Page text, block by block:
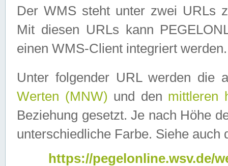
Der WMS steht unter zwei URLs
Mit diesen URLs kann
einen WMS-Client integriert werden.
Unter folgender URL werden die
Werten (MNW) und den mittleren
Beziehung gesetzt. Je nach Höhe
unterschiedliche Farbe. Siehe auch
https://pegelonline.wsv.de/